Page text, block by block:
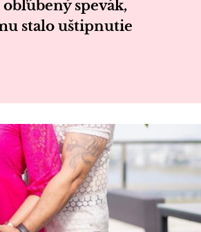
spevák,
stalo uštipnutie